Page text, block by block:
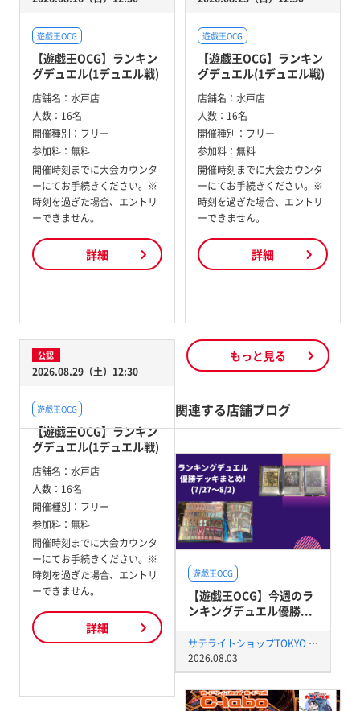
遊戯王OCG
【遊戯王OCG】ランキン
グデュエル(1デュエル戦)
店舗名： 水戸店
人数： 16名
開催種別： フリー
参加料： 無料
開催時刻までに大会カウンタ
ーにてお手続きください。※
時刻を過ぎた場合、エントリ
ーできません。
詳細
遊戯王OCG
【遊戯王OCG】ランキン
グデュエル(1デュエル戦)
店舗名： 水戸店
人数： 16名
開催種別： フリー
参加料： 無料
開催時刻までに大会カウンタ
ーにてお手続きください。※
時刻を過ぎた場合、エントリ
ーできません。
詳細
公認
2026.08.29（土）12:30
遊戯王OCG
【遊戯王OCG】ランキン
グデュエル(1デュエル戦)
店舗名： 水戸店
人数： 16名
開催種別： フリー
参加料： 無料
開催時刻までに大会カウンタ
ーにてお手続きください。※
時刻を過ぎた場合、エントリ
ーできません。
詳細
もっと見る
関連する店舗ブログ
遊戯王OCG
【遊戯王OCG】今週のラ
ンキングデュエル優勝...
サテライトショップTOKYO 秋葉原店
2026.08.03